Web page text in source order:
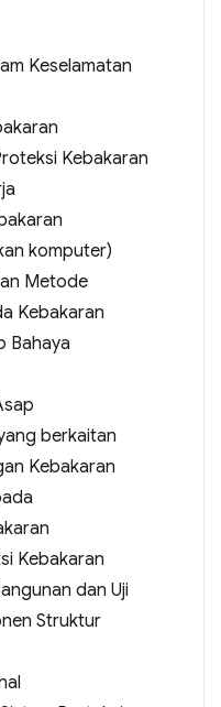
Keselamatan
Kebakaran
komputer)
Metode
Kebakaran
Bahaya
berkaitan
Kebakaran
Kebakaran
dan Uji
Struktur